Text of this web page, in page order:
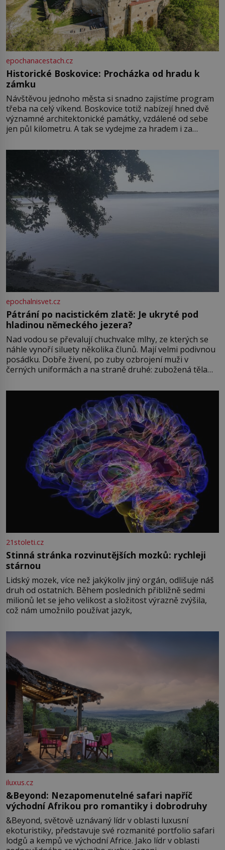
epochanacestach.cz
Historické Boskovice: Procházka od hradu k
zámku
Návštěvou jednoho města si snadno zajistíme program
třeba na celý víkend. Boskovice totiž nabízejí hned dvě
významné architektonické památky, vzdálené od sebe
jen půl kilometru. A tak se vydejme za hradem i za
Boskovice na okraji Drahanské vrchoviny vznikla někdy
ve13. století, a už v roce 1313 kronikáři zaznamenali
epochalnisvet.cz
Pátrání po nacistickém zlatě: Je ukryté pod
hladinou německého jezera?
Nad vodou se převalují chuchvalce mlhy, ze kterých se
náhle vynoří siluety několika člunů. Mají velmi podivnou
posádku. Dobře živení, po zuby ozbrojení muži v
černých uniformách a na straně druhé: zubožená těla
přízračná scéna znamená? Je jaro roku 1945, druhá
světová válka se chýlí ke konci. Jezero Stolpsee
21stoleti.cz
Stinná stránka rozvinutějších mozků: rychleji
stárnou
Lidský mozek, více než jakýkoliv jiný orgán, odlišuje náš
druh od ostatních. Během posledních přibližně sedmi
milionů let se jeho velikost a složitost výrazně zvýšila,
což nám umožnilo používat jazyk,
iluxus.cz
&Beyond: Nezapomenutelné safari napříč
východní Afrikou pro romantiky i dobrodruhy
&Beyond, světově uznávaný lídr v oblasti luxusní
ekoturistiky, představuje své rozmanité portfolio safari
lodgů a kempů ve východní Africe. Jako lídr v oblasti